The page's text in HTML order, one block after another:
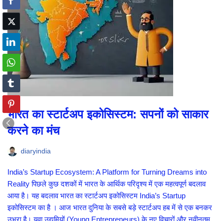
भारत का स्टार्टअप इकोसिस्टम: सपनों को साकार
करने का मंच
diaryindia
India’s Startup Ecosystem: A Platform for Turning Dreams into
Reality पिछले कुछ दशकों में भारत के आर्थिक परिदृश्य में एक महत्वपूर्ण बदलाव
आया है। यह बदलाव भारत का स्टार्टअप इकोसिस्टम India’s Startup
इकोसिस्टम का है । आज भारत दुनिया के सबसे बड़े स्टार्टअप हब में से एक बनकर
उभरा है। युवा उद्यमियों (Young Entrepreneurs) के नए विचारों और नवीनतम